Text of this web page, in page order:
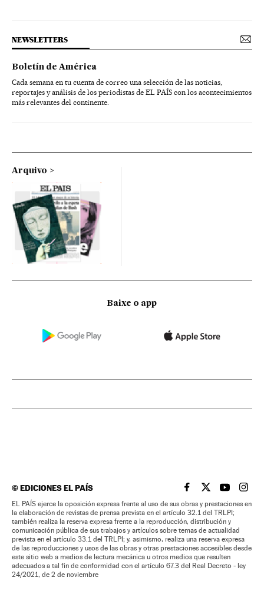
NEWSLETTERS
Boletín de América
Cada semana en tu cuenta de correo una selección de las noticias,
reportajes y análisis de los periodistas de EL PAÍS con los acontecimientos
más relevantes del continente.
Arquivo
Baixe o app
©EDICIONES EL PAÍS EL PAÍS BRASIL EN
EL PAÍSEL PAÍS
EL
EL PAÍS ejerce la oposición expresa frente al uso de sus obras y prestaciones en
la elaboración de revistas de prensa prevista en el artículo 32.1 del TRLPI;
también realiza la reserva expresa frente a la reproducción, distribución y
comunicación pública de sus trabajos y artículos sobre temas de actualidad
prevista en el artículo 33.1 del TRLPI; y, asimismo, realiza una reserva expresa
de las reproducciones y usos de las obras y otras prestaciones accesibles desde
este sitio web a medios de lectura mecánica u otros medios que resulten
adecuados a tal fin de conformidad con el artículo 67.3 del Real Decreto - ley
24/2021, de 2 de noviembre